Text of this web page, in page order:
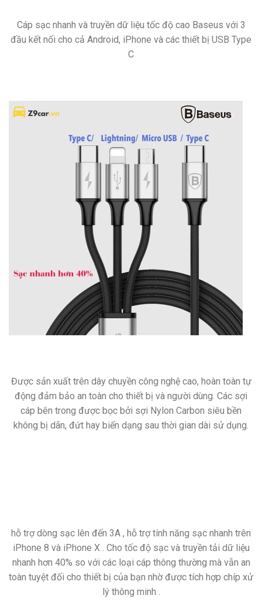
Cáp sạc nhanh và truyền dữ liệu tốc độ cao Baseus với 3
đầu kết nối cho cả Android, iPhone và các thiết bị USB Type
C
Được sản xuất trên dây chuyền công nghệ cao, hoàn toàn tự
động đảm bảo an toàn cho thiết bị và người dùng. Các sợi
cáp bên trong được bọc bởi sợi Nylon Carbon siêu bền
không bị dãn, đứt hay biến dạng sau thời gian dài sử dụng.
hỗ trợ dòng sạc lên đến 3A , hỗ trợ tính năng sạc nhanh trên
iPhone 8 và iPhone X . Cho tốc độ sạc và truyền tải dữ liệu
nhanh hơn 40% so với các loại cáp thông thường mà vẫn an
toàn tuyệt đối cho thiết bị của bạn nhờ được tích hợp chíp xử
lý thông minh .